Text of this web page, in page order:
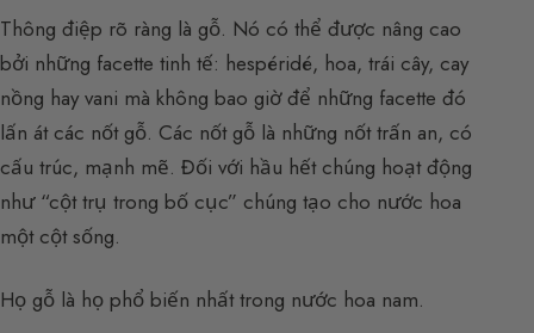
Thông điệp rõ ràng là gỗ. Nó có thể được nâng cao
bởi những facette tinh tế: hespéridé, hoa, trái cây, cay
nồng hay vani mà không bao giờ để những facette đó
lấn át các nốt gỗ. Các nốt gỗ là những nốt trấn an, có
cấu trúc, mạnh mẽ. Đối với hầu hết chúng hoạt động
như “cột trụ trong bố cục” chúng tạo cho nước hoa
một cột sống.
Họ gỗ là họ phổ biến nhất trong nước hoa nam.